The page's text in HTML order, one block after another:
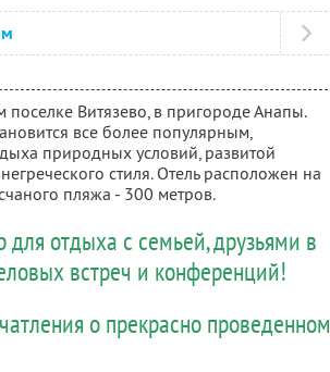
Витязево, в пригороде Анапы.
все более популярным,
природных условий, развитой
стиля. Отель расположен на
пляжа - 300 метров.
отдыха с семьей, друзьями в
встреч и конференций!
о прекрасно проведенном